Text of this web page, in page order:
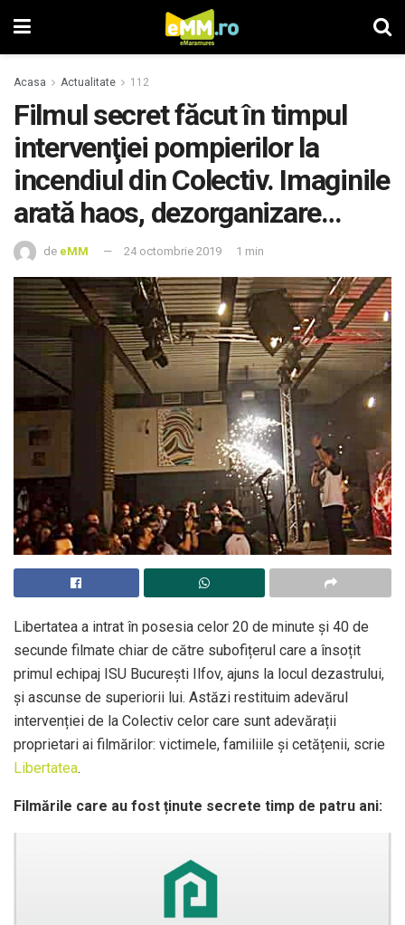
Acasa Actualitate 112
Filmul secret făcut în timpul
intervenţiei pompierilor la
incendiul din Colectiv. Imaginile
arată haos, dezorganizare…
de eMM 24 octombrie 2019 1 min
Libertatea a intrat în posesia celor 20 de minute și 40 de
secunde filmate chiar de către subofițerul care a însoțit
primul echipaj ISU București Ilfov, ajuns la locul dezastrului,
și ascunse de superiorii lui. Astăzi restituim adevărul
intervenției de la Colectiv celor care sunt adevărații
proprietari ai filmărilor: victimele, familiile și cetățenii, scrie
Libertatea.
Filmările care au fost ținute secrete timp de patru ani: